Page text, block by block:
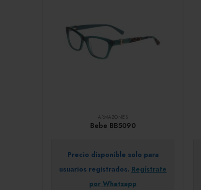
ARMAZONES
Bebe BB5090
Precio disponible solo para
usuarios registrados. Regístrate
por Whatsapp